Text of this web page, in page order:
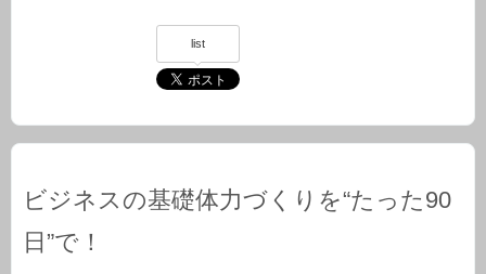
list
ビジネスの基礎体力づくりを“たった90
日”で！